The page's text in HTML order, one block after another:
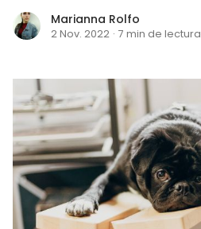
Marianna Rolfo
2 Nov. 2022 · 7 min de lectura